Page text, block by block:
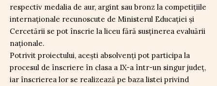
respectiv medalia de aur, argint sau bronz la competițiile
internaționale recunoscute de Ministerul Educației și
Cercetării se pot înscrie la liceu fără susținerea evaluării
naționale.
Potrivit proiectului, acești absolvenți pot participa la
procesul de înscriere în clasa a IX-a într-un singur județ,
iar înscrierea lor se realizează pe baza listei privind